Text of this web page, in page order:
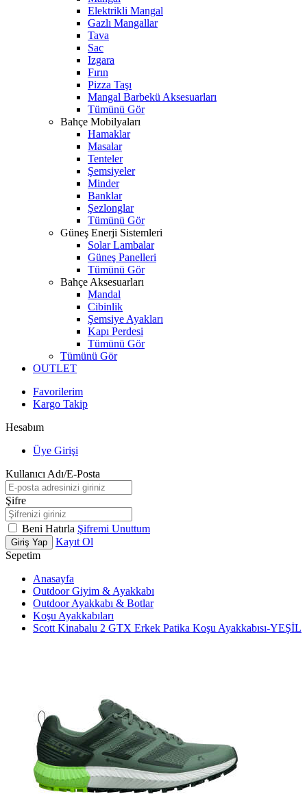
Elektrikli Mangal
Gazlı Mangallar
Tava
Sac
Izgara
Fırın
Pizza Taşı
Mangal Barbekü Aksesuarları
Tümünü Gör
Bahçe Mobilyaları
Hamaklar
Masalar
Tenteler
Şemsiyeler
Minder
Banklar
Şezlonglar
Tümünü Gör
Güneş Enerji Sistemleri
Solar Lambalar
Güneş Panelleri
Tümünü Gör
Bahçe Aksesuarları
Mandal
Cibinlik
Şemsiye Ayakları
Kapı Perdesi
Tümünü Gör
Tümünü Gör
OUTLET
Favorilerim
Kargo Takip
Hesabım
Üye Girişi
Kullanıcı Adı/E-Posta
Şifre
Beni Hatırla Şifremi Unuttum
Giriş Yap
Kayıt Ol
Sepetim
Anasayfa
Outdoor Giyim & Ayakkabı
Outdoor Ayakkabı & Botlar
Koşu Ayakkabıları
Scott Kinabalu 2 GTX Erkek Patika Koşu Ayakkabısı-YEŞİL